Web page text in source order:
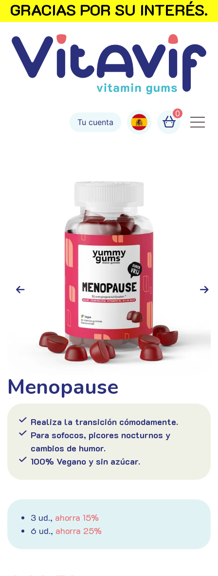
GRACIAS POR SU INTERÉS.
Tu cuenta
0
Menopause
Realiza la transición cómodamente.
Para sofocos, picores nocturnos y
cambios de humor.
100% Vegano y sin azúcar.
3 ud., ahorra 15%
6 ud., ahorra 25%